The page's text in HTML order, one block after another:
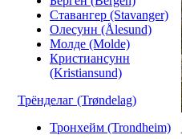
Ставангер (Stavanger)
Олесунн (Ålesund)
Молде (Molde)
Кристиансунн
(Kristiansund)
Трёнделаг (Trøndelag)
Тронхейм (Trondheim)